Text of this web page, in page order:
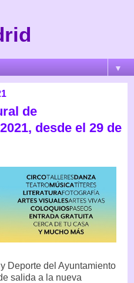
▼
de
desde el 29 de
Deporte del Ayuntamiento
salida a la nueva